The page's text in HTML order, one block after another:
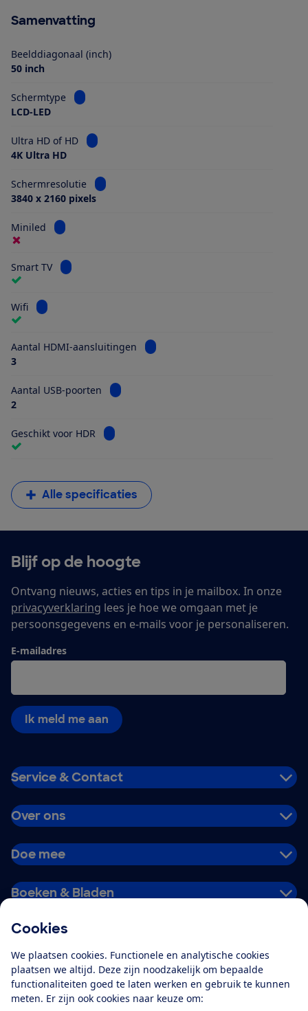
Cookies
We plaatsen cookies. Functionele en analytische cookies
plaatsen we altijd. Deze zijn noodzakelijk om bepaalde
functionaliteiten goed te laten werken en gebruik te kunnen
meten. Er zijn ook cookies naar keuze om:
Samenvatting
Beelddiagonaal (inch)
50 inch
Schermtype
Bekijk informatie voor Schermtype
LCD-LED
Ultra HD of HD
Bekijk informatie voor Ultra HD of HD
4K Ultra HD
Schermresolutie
Bekijk informatie voor Schermresolutie
3840 x 2160 pixels
Miniled Bekijk informatie voor Miniled
Smart TV Bekijk informatie voor Smart TV
Wifi Bekijk informatie voor Wifi
Aantal HDMI-aansluitingen
Bekijk informatie voor Aantal
3
Aantal USB-poorten
Bekijk informatie voor Aantal USB-poorten
2
Geschikt voor HDR Bekijk informatie voor Geschikt voor HDR
Alle specificaties
Blijf op de hoogte
Ontvang nieuws, acties en tips in je mailbox. In onze
privacyverklaring lees je hoe we omgaan met je
persoonsgegevens en e-mails voor je personaliseren.
E-mailadres
Ik meld me aan
Service & Contact
Over ons
Doe mee
Boeken & Bladen
Alles over de